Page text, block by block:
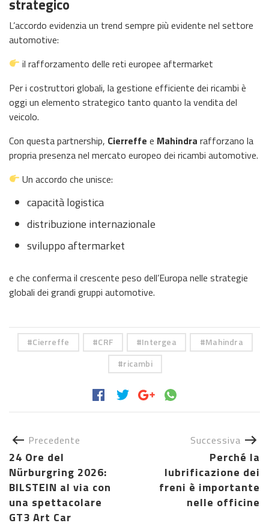
strategico
L’accordo evidenzia un trend sempre più evidente nel settore
automotive:
il rafforzamento delle reti europee aftermarket
Per i costruttori globali, la gestione efficiente dei ricambi è
oggi un elemento strategico tanto quanto la vendita del
veicolo.
Con questa partnership, Cierreffe e Mahindra rafforzano la
propria presenza nel mercato europeo dei ricambi automotive.
Un accordo che unisce:
capacità logistica
distribuzione internazionale
sviluppo aftermarket
e che conferma il crescente peso dell’Europa nelle strategie
globali dei grandi gruppi automotive.
Cierreffe CRF Intergea
Mahindra
ricambi
Precedente
24 Ore del
Nürburgring 2026:
BILSTEIN al via con
una spettacolare
GT3 Art Car
Successiva
Perché la
lubrificazione dei
freni è importante
nelle officine